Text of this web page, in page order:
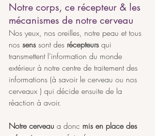
Notre corps, ce récepteur & les
mécanismes de notre cerveau
Nos yeux, nos oreilles, notre peau et tous
nos sens sont des récepteurs qui
transmettent l’information du monde
extérieur à notre centre de traitement des
informations (à savoir le cerveau ou nos
cerveaux ) qui décide ensuite de la
réaction à avoir.
Notre cerveau a donc mis en place des